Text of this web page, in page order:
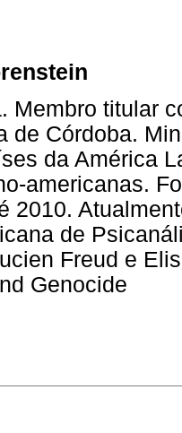
Membro titular
de Córdoba.
da América
americanas.
2010.
de
Freud e
Genocide